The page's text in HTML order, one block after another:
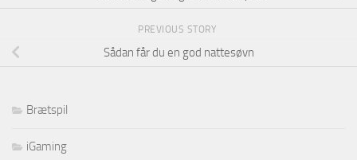
PREVIOUS STORY
Sådan får du en god nattesøvn
Brætspil
iGaming